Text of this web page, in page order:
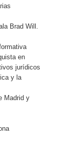
Brad Will.
en
jurídicos
y la
Madrid y